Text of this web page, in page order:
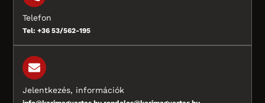
Telefon
Tel: +36 53/562-195
Jelentkezés, információk